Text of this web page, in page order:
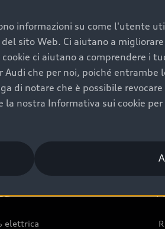
informazioni su come l'utente
sito Web. Ci aiutano a
ci aiutano a comprendere i
che per noi, poiché entrambe
di notare che è possibile
nostra Informativa sui cookie
Per la tua nuova Audi,
puoi attivare il Piano
copertura previsti,
ogni auto.
Scopri di più
elettrica